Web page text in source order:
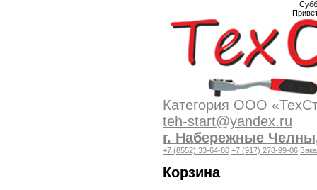
Категория ООО
teh-start@yandex.ru
г. Набережные
+7 (8552) 33-64-80 +7 (917) 278-99-06
Корзина